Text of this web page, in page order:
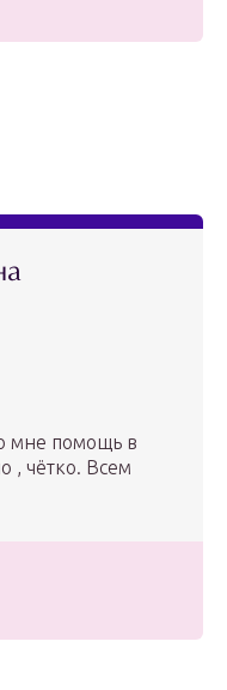
мне помощь в
, чётко. Всем